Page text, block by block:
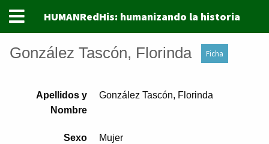
HUMANRedHis: humanizando la historia
González Tascón, Florinda Ficha
Apellidos y
Nombre
González Tascón, Florinda
Sexo Mujer